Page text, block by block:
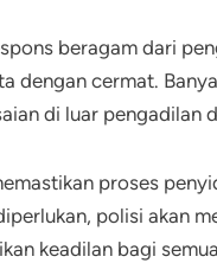
beragam dari
dengan cermat.
di luar pengadilan
proses
polisi akan
keadilan bagi